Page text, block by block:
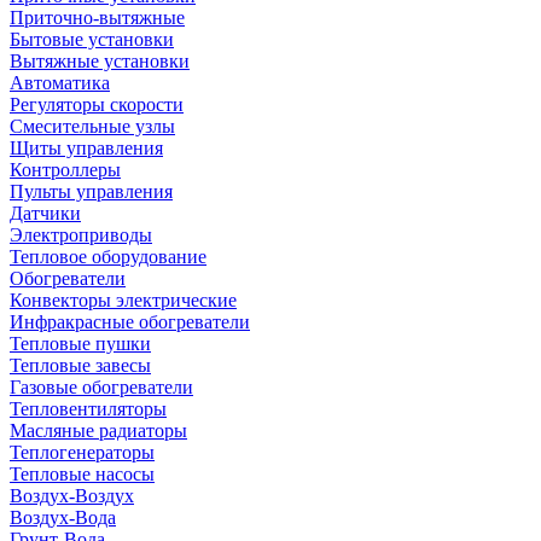
Приточно-вытяжные
Бытовые установки
Вытяжные установки
Автоматика
Регуляторы скорости
Смесительные узлы
Щиты управления
Контроллеры
Пульты управления
Датчики
Электроприводы
Тепловое оборудование
Обогреватели
Конвекторы электрические
Инфракрасные обогреватели
Тепловые пушки
Тепловые завесы
Газовые обогреватели
Тепловентиляторы
Масляные радиаторы
Теплогенераторы
Тепловые насосы
Воздух-Воздух
Воздух-Вода